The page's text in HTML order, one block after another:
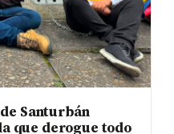
Santurbán
que derogue todo